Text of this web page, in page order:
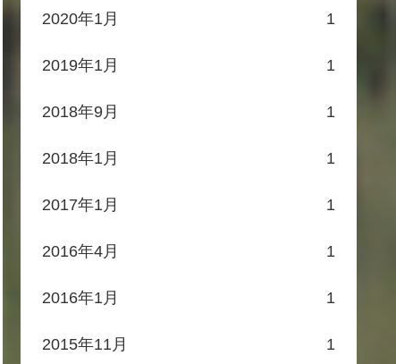
2020年1月 1
2019年1月 1
2018年9月 1
2018年1月 1
2017年1月 1
2016年4月 1
2016年1月 1
2015年11月 1